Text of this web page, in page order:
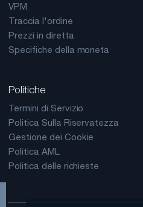
VPM
Traccia l'ordine
Prezzi in diretta
Specifiche della moneta
Politiche
Termini di Servizio
Politica Sulla Riservatezza
Gestione dei Cookie
Politica AML
Politica delle richieste